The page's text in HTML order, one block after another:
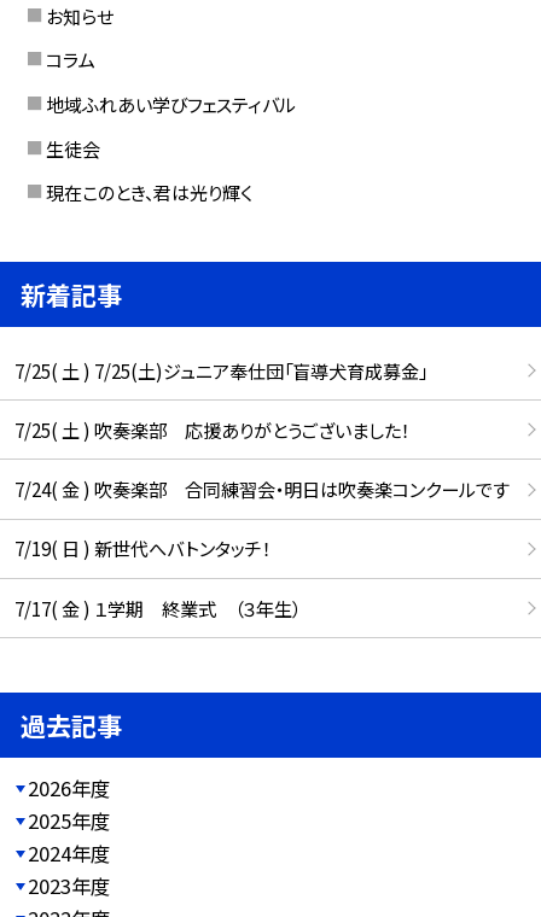
お知らせ
コラム
地域ふれあい学びフェスティバル
生徒会
現在このとき、君は光り輝く
新着記事
7/25( 土 ) 7/25(土)ジュニア奉仕団「盲導犬育成募金」
7/25( 土 ) 吹奏楽部 応援ありがとうございました！
7/24( 金 ) 吹奏楽部 合同練習会・明日は吹奏楽コンクールです
7/19( 日 ) 新世代へバトンタッチ！
7/17( 金 ) １学期 終業式 （３年生）
過去記事
2026年度
2025年度
2024年度
2023年度